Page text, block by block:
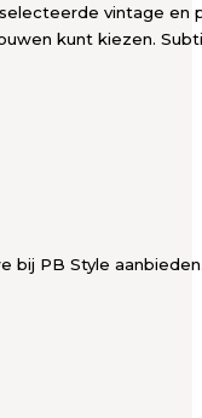
vintage en
kunt kiezen.
bij PB Style